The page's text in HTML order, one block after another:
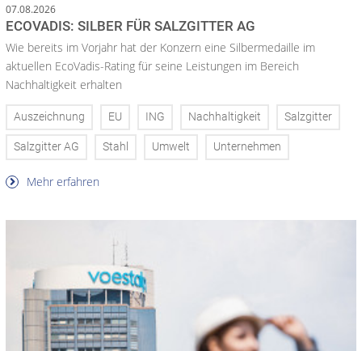
07.08.2026
ECOVADIS: SILBER FÜR SALZGITTER AG
Wie bereits im Vorjahr hat der Konzern eine Silbermedaille im
aktuellen EcoVadis-Rating für seine Leistungen im Bereich
Nachhaltigkeit erhalten
Auszeichnung EU ING Nachhaltigkeit Salzgitter
Salzgitter AG Stahl Umwelt Unternehmen
Mehr erfahren